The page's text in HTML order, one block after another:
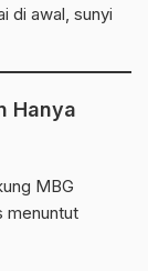
di awal, sunyi
Hanya
MBG
menuntut